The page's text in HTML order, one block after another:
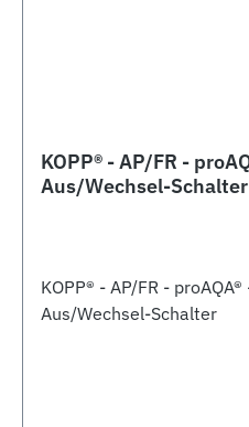
KOPP® - AP/FR -
Aus/Wechsel-Schalter
KOPP® - AP/FR -
Aus/Wechsel-Schalter